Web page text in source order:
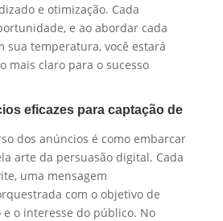
e otimização. Cada
e ao abordar cada
sua temperatura, você estará
mais claro para o sucesso
eficazes para captação de
dos anúncios é como embarcar
arte da persuasão digital. Cada
uma mensagem
com o objetivo de
o interesse do público. No